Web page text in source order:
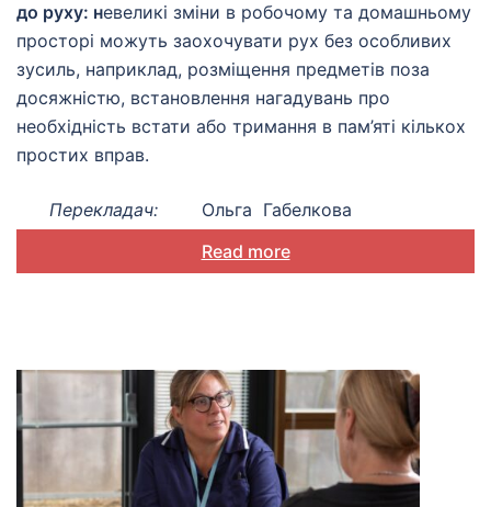
до руху: невеликі зміни в робочому та домашньому
просторі можуть заохочувати рух без особливих
зусиль, наприклад, розміщення предметів поза
досяжністю, встановлення нагадувань про
необхідність встати або тримання в пам’яті кількох
простих вправ.
Перекладач: Ольга Габелкова
Read more